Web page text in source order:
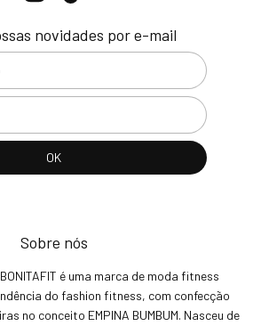
novidades por e-mail
Sobre nós
é uma marca de moda fitness
do fashion fitness, com confecção
no conceito EMPINA BUMBUM. Nasceu de